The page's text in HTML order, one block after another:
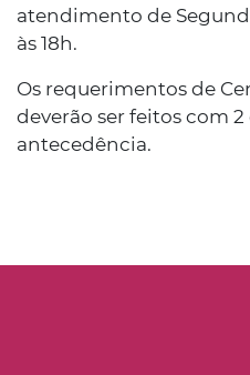
atendimento de
às 18h.
Os requerimentos de
deverão ser feitos com
antecedência.